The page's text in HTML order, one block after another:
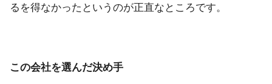
るを得なかったというのが正直なところです。
この会社を選んだ決め手